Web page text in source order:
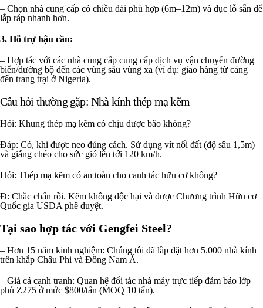
– Chọn nhà cung cấp có chiều dài phù hợp (6m–12m) và đục lỗ sẵn để
lắp ráp nhanh hơn.
3. Hỗ trợ hậu cần:
– Hợp tác với các nhà cung cấp cung cấp dịch vụ vận chuyển đường
biển/đường bộ đến các vùng sâu vùng xa (ví dụ: giao hàng từ cảng
đến trang trại ở Nigeria).
Câu hỏi thường gặp: Nhà kính thép mạ kẽm
Hỏi: Khung thép mạ kẽm có chịu được bão không?
Đáp: Có, khi được neo đúng cách. Sử dụng vít nối đất (độ sâu 1,5m)
và giằng chéo cho sức gió lên tới 120 km/h.
Hỏi: Thép mạ kẽm có an toàn cho canh tác hữu cơ không?
Đ: Chắc chắn rồi. Kẽm không độc hại và được Chương trình Hữu cơ
Quốc gia USDA phê duyệt.
Tại sao hợp tác với Gengfei Steel?
– Hơn 15 năm kinh nghiệm: Chúng tôi đã lắp đặt hơn 5.000 nhà kính
trên khắp Châu Phi và Đông Nam Á.
– Giá cả cạnh tranh: Quan hệ đối tác nhà máy trực tiếp đảm bảo lớp
phủ Z275 ở mức $800/tấn (MOQ 10 tấn).